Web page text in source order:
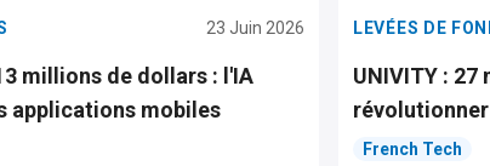
23 Juin 2026
millions de dollars : l'IA
applications mobiles
LEVÉES DE
UNIVITY :
French Tech